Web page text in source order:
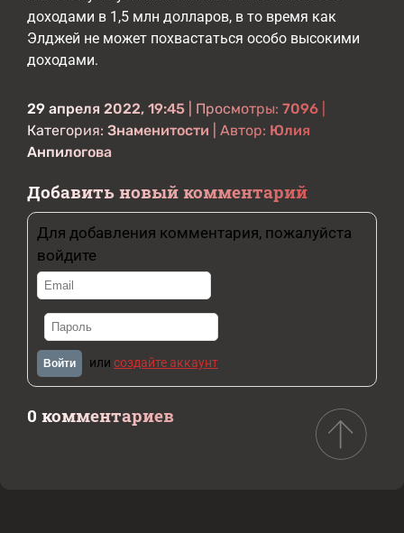
доходами в 1,5 млн долларов, в то время как
Элджей не может похвастаться особо высокими
доходами.
29 апреля 2022, 19:45 | Просмотры: 7096
Категория: Знаменитости | Автор: Юлия
Анпилогова
Добавить новый комментарий
Для добавления комментария, пожалуйста
войдите
Войти или создайте аккаунт
0 комментариев